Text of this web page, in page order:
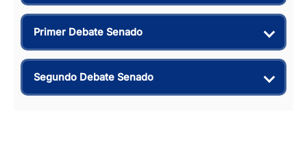
Primer Debate Senado
Segundo Debate Senado